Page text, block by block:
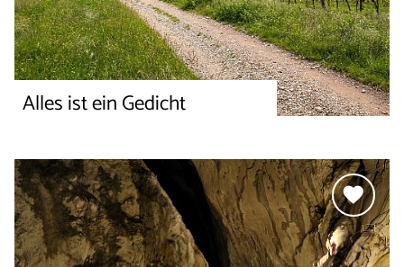
Alles ist ein Gedicht